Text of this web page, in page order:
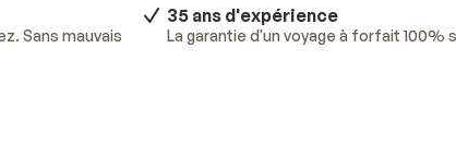
Sans mauvaises surprises.En savoir plus.
35 ans d'expérience
La garantie d'un voyage à forfait 100%